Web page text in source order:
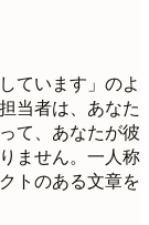
ています」のよ
当者は、あなた
て、あなたが彼
ません。一人称
トのある文章を